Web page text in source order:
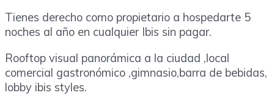
Tienes derecho como propietario a hospedarte 5
noches al año en cualquier Ibis sin pagar.
Rooftop visual panorámica a la ciudad ,local
comercial gastronómico ,gimnasio,barra de bebidas,
lobby ibis styles.